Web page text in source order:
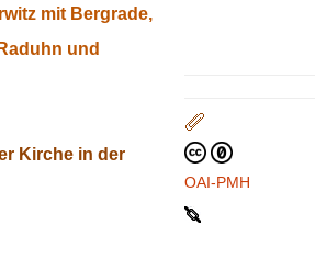
mit Bergrade,
und
Kirche in der
OAI-PMH